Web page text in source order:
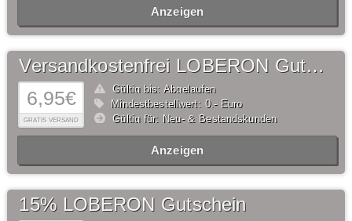
Anzeigen
6,95€
GRATIS VERSAND
Versandkostenfrei LOBERON Gutschein
Gültig bis: Abgelaufen
Mindestbestellwert: 0,- Euro
Gültig für: Neu- & Bestandskunden
Anzeigen
15% LOBERON Gutschein